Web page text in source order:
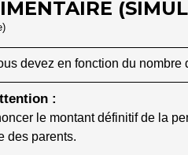
devez en fonction du nombre
:
le montant définitif de la
des parents.